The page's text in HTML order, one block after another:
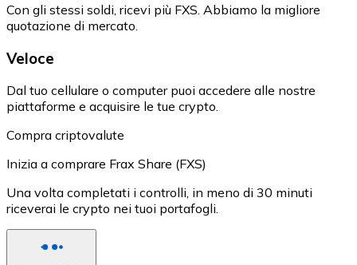
Con gli stessi soldi, ricevi più FXS. Abbiamo la migliore
quotazione di mercato.
Veloce
Dal tuo cellulare o computer puoi accedere alle nostre
piattaforme e acquisire le tue crypto.
Compra criptovalute
Inizia a comprare Frax Share (FXS)
Una volta completati i controlli, in meno di 30 minuti
riceverai le crypto nei tuoi portafogli.